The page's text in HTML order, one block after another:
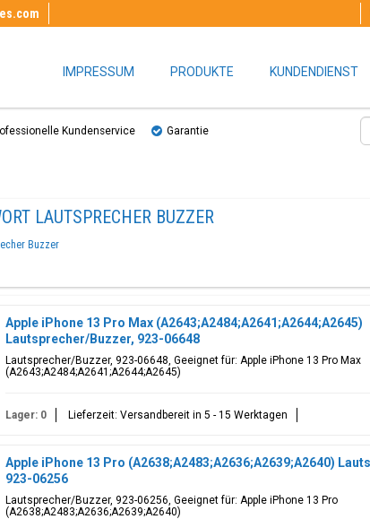
IMPRESSUM PRODUKTE KUNDENDIENST
Kundenservice Garantie
LAUTSPRECHER BUZZER
Buzzer
Apple iPhone 13 Pro Max (A2643;A2484;A2641;A2644;A2645)
Lautsprecher/Buzzer, 923-06648
Lautsprecher/Buzzer, 923-06648, Geeignet für: Apple iPhone 13 Pro Max
(A2643;A2484;A2641;A2644;A2645)
Lager: 0 Lieferzeit: Versandbereit in 5 - 15 Werktagen
Apple iPhone 13 Pro (A2638;A2483;A2636;A2639;A2640)
923-06256
Lautsprecher/Buzzer, 923-06256, Geeignet für: Apple iPhone 13 Pro
(A2638;A2483;A2636;A2639;A2640)